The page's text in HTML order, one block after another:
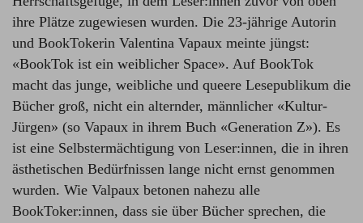
ihre Plätze zugewiesen wurden. Die 23-jährige Autorin
und BookTokerin Valentina Vapaux meinte jüngst:
«BookTok ist ein weiblicher Space». Auf BookTok
macht das junge, weibliche und queere Lesepublikum die
Bücher groß, nicht ein alternder, männlicher «Kultur-
Jürgen» (so Vapaux in ihrem Buch «Generation Z»). Es
ist eine Selbstermächtigung von Leser:innen, die in ihren
ästhetischen Bedürfnissen lange nicht ernst genommen
wurden. Wie Valpaux betonen nahezu alle
BookToker:innen, dass sie über Bücher sprechen, die